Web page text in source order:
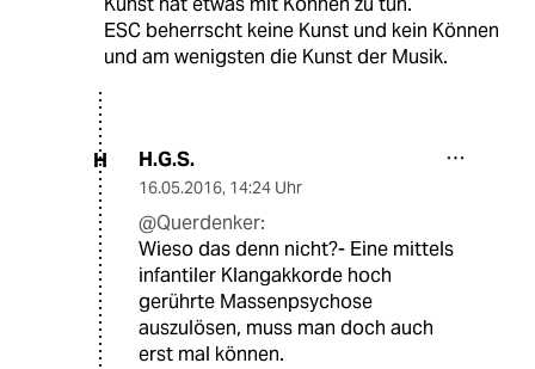
ESC beherrscht keine Kunst und kein Können
und am wenigsten die Kunst der Musik.
H H.G.S.
16.05.2016, 14:24 Uhr
@Querdenker:
Wieso das denn nicht?- Eine mittels
infantiler Klangakkorde hoch
gerührte Massenpsychose
auszulösen, muss man doch auch
erst mal können.